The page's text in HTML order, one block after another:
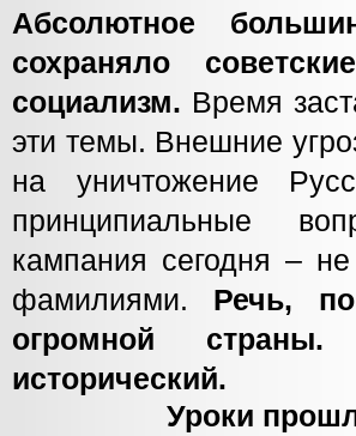
Абсолютное
сохраняло
социализм. Время
эти темы. Внешние
на уничтожение
принципиальные
кампания сегодня –
фамилиями. Речь,
огромной
исторический.
Уроки